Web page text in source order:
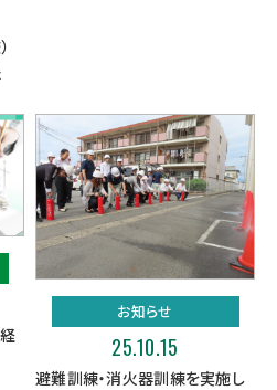
お知らせ
25.10.15
避難訓練・消火器訓練を実施し